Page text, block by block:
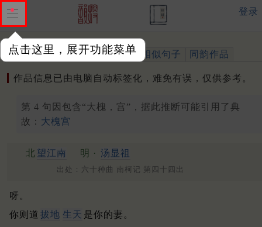
点击这里，展开功能菜单
登录
作品 标注四声 出处、引用 相似句子 同韵作品
作品信息已由电脑自动标签化，难免有误，仅供参考。
第 4 句因包含“大槐，宫”，据此推断可能引用了典
故： 大槐宫
北 望江南 明 · 汤显祖
出处：六十种曲 南柯记 第四十四出
呀。
你则道 拔地 生天 是你的妻。